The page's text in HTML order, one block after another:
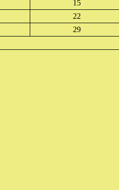
15
22
29